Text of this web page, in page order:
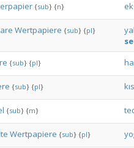
{sub} {n}
Wertpapiere {sub} {pl}
{sub} {pl}
{sub} {pl}
{sub} {m}
Wertpapiere {sub} {pl}